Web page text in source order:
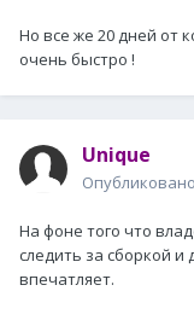
Но все же 20 дней от
очень быстро !
Unique
Опубликовано
На фоне того что
следить за сборкой
впечатляет.